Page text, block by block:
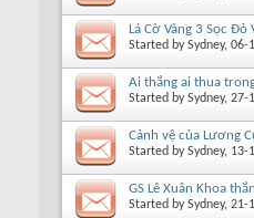
Lá Cờ Vàng 3 Sọc
Started bySydney, 06-
Ai thắng ai thua
Started bySydney, 27-
Cảnh vệ của Lương
Started bySydney, 13-
GS Lê Xuân Khoa
Started bySydney, 21-